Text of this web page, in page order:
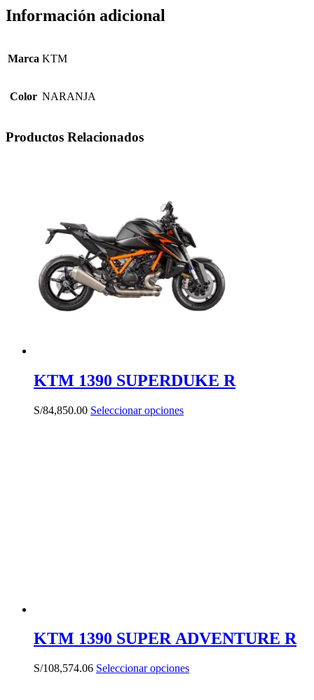
Información adicional
Marca KTM
Color NARANJA
Productos Relacionados
KTM 1390 SUPERDUKE R
S/84,850.00 Seleccionar opcionesEste
KTM 1390 SUPER ADVENTURE R
S/108,574.06 Seleccionar opcionesEste